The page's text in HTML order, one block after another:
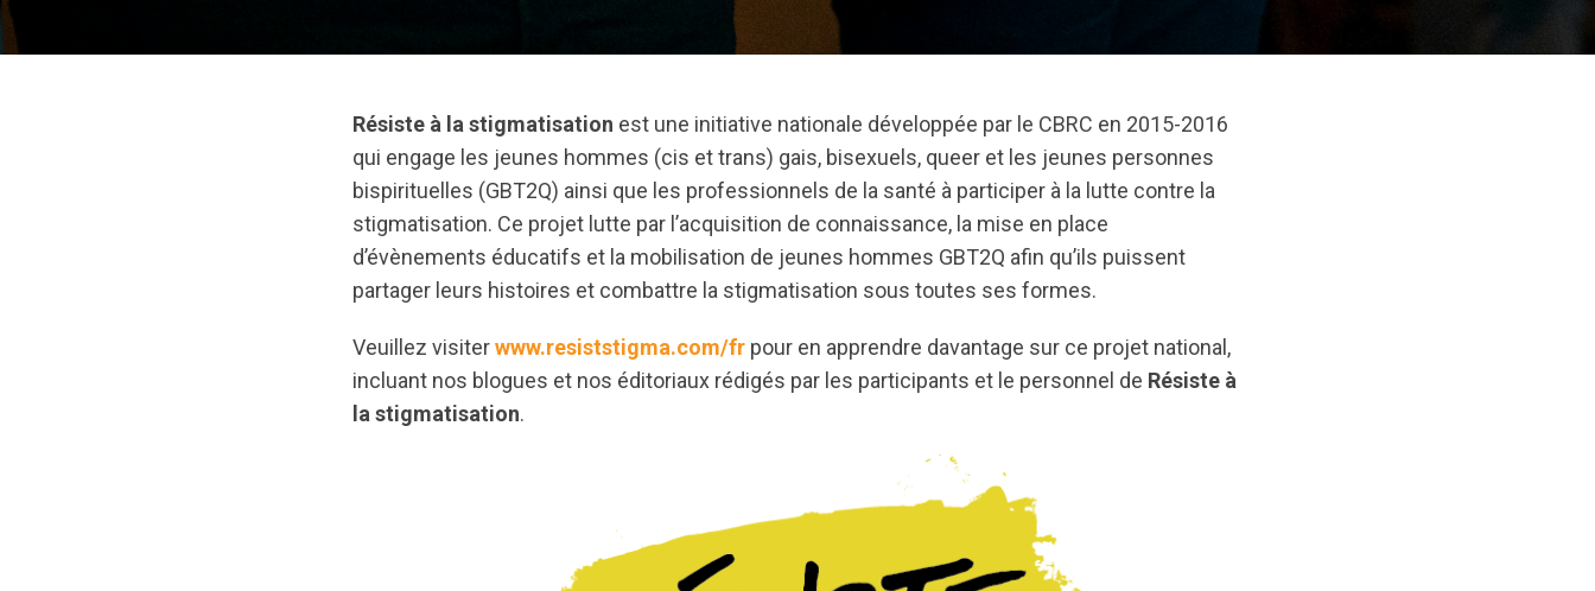
Résiste à la stigmatisation est une initiative nationale développée par le CBRC en 2015-2016
qui engage les jeunes hommes (cis et trans) gais, bisexuels, queer et les jeunes personnes
bispirituelles (GBT2Q) ainsi que les professionnels de la santé à participer à la lutte contre la
stigmatisation. Ce projet lutte par l’acquisition de connaissance, la mise en place
d’évènements éducatifs et la mobilisation de jeunes hommes GBT2Q afin qu’ils puissent
partager leurs histoires et combattre la stigmatisation sous toutes ses formes.
Veuillez visiterwww.resiststigma.com/fr pour en apprendre davantage sur ce projet national,
incluant nos blogues et nos éditoriaux rédigés par les participants et le personnel de Résiste à
la stigmatisation.